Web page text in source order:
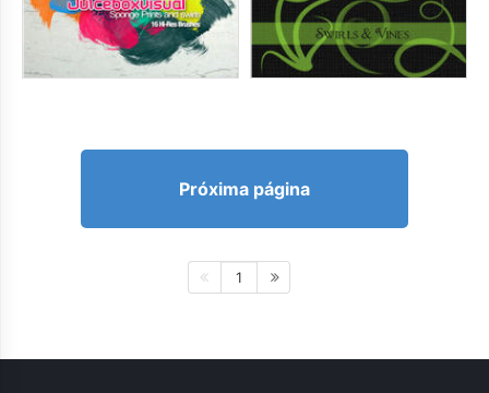
Próxima página
1